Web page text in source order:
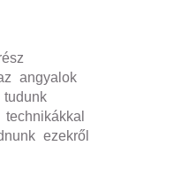
angyalok
ezekről